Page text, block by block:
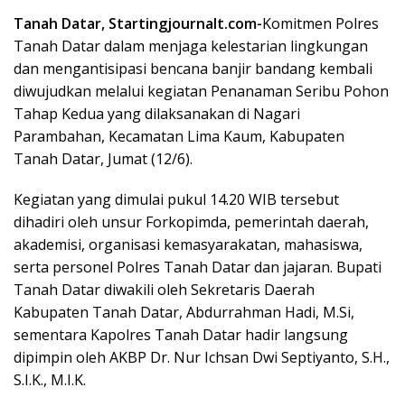
Tanah Datar, Startingjournalt.com-Komitmen Polres
Tanah Datar dalam menjaga kelestarian lingkungan
dan mengantisipasi bencana banjir bandang kembali
diwujudkan melalui kegiatan Penanaman Seribu Pohon
Tahap Kedua yang dilaksanakan di Nagari
Parambahan, Kecamatan Lima Kaum, Kabupaten
Tanah Datar, Jumat (12/6).
Kegiatan yang dimulai pukul 14.20 WIB tersebut
dihadiri oleh unsur Forkopimda, pemerintah daerah,
akademisi, organisasi kemasyarakatan, mahasiswa,
serta personel Polres Tanah Datar dan jajaran. Bupati
Tanah Datar diwakili oleh Sekretaris Daerah
Kabupaten Tanah Datar, Abdurrahman Hadi, M.Si,
sementara Kapolres Tanah Datar hadir langsung
dipimpin oleh AKBP Dr. Nur Ichsan Dwi Septiyanto, S.H.,
S.I.K., M.I.K.